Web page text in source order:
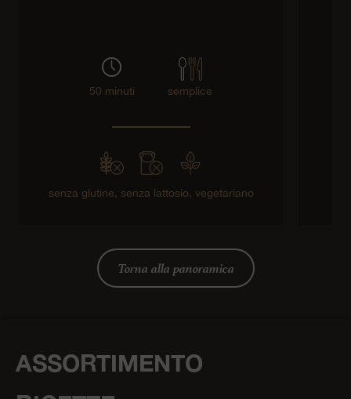
50 minuti semplice
senza glutine, senza lattosio, vegetariano
Torna alla panoramica
ASSORTIMENTO